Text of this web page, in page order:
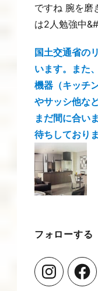
ですね 腕を磨
は2人勉強中
国土交通省の
います。また
機器（キッチ
やサッシ他な
まだ間に合い
待ちしておりま
フォローする